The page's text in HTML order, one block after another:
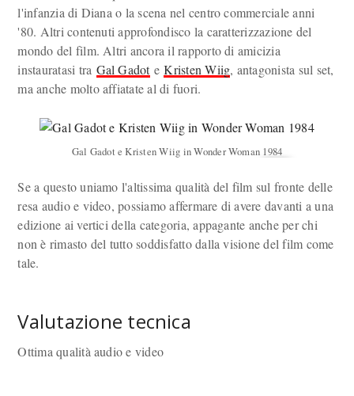
l'infanzia di Diana o la scena nel centro commerciale anni
'80. Altri contenuti approfondisco la caratterizzazione del
mondo del film. Altri ancora il rapporto di amicizia
instauratasi tra Gal GadoteKristen Wiig, antagonista sul set,
ma anche molto affiatate al di fuori.
Gal Gadot e Kristen Wiig in Wonder Woman 1984
Se a questo uniamo l'altissima qualità del film sul fronte delle
resa audio e video, possiamo affermare di avere davanti a una
edizione ai vertici della categoria, appagante anche per chi
non è rimasto del tutto soddisfatto dalla visione del film come
tale.
Valutazione tecnica
Ottima qualità audio e video